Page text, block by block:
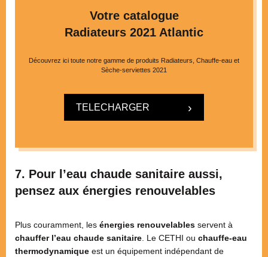
Votre catalogue
Radiateurs 2021 Atlantic
Découvrez ici toute notre gamme de produits Radiateurs, Chauffe-eau et
Sèche-serviettes 2021
TELECHARGER
7. Pour l’eau chaude sanitaire aussi,
pensez aux énergies renouvelables
Plus couramment, les énergies renouvelables servent à
chauffer l’eau chaude sanitaire. Le CETHI ou chauffe-eau
thermodynamique est un équipement indépendant de